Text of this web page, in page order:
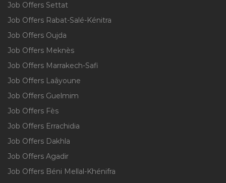
Job Offers Settat
Job Offers Rabat-Salé-Kénitra
Job Offers Oujda
Job Offers Meknès
Job Offers Marrakech-Safi
Job Offers Laâyoune
Job Offers Guelmim
Job Offers Fès
Job Offers Errachidia
Job Offers Dakhla
Job Offers Agadir
Job Offers Béni Mellal-Khénifra